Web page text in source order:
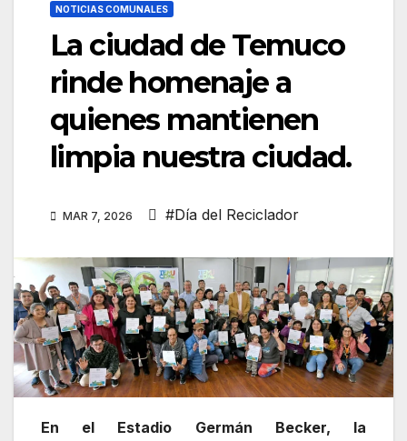
NOTICIAS COMUNALES
La ciudad de Temuco
rinde homenaje a
quienes mantienen
limpia nuestra ciudad.
MAR 7, 2026 #Día del Reciclador
En el Estadio Germán Becker, la